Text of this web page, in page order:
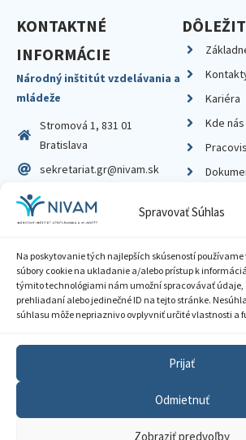
Spravovať Súhlas
Na poskytovanie tých najlepších skúseností používame
súbory cookie na ukladanie a/alebo prístup k
týmito technológiami nám umožní spracovávať údaje,
prehliadaní alebo jedinečné ID na tejto stránke.
súhlasu môže nepriaznivo ovplyvniť určité vlastnosti a
Prijať
Odmietnuť
Zobraziť predvoľby
KONTAKTNÉ
INFORMÁCIE
Národný inštitút vzdelávania a
mládeže
Stromová 1, 831 01
Bratislava
sekretariat.gr@nivam.sk
IČO: 00164348
DIČ: 2020798714
Kariéra
Kde
Zásady ochrany súkromia
Sprístupnenie informácií